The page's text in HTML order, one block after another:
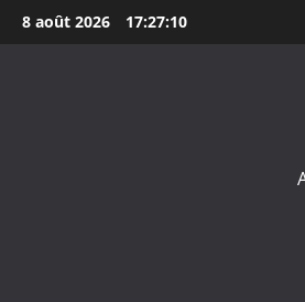
Aller
au
8 août 2026 17:27:11